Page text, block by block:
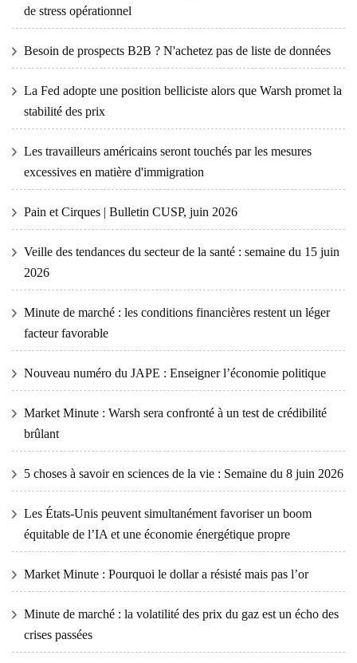
de stress opérationnel
Besoin de prospects B2B ? N'achetez pas de liste de données
La Fed adopte une position belliciste alors que Warsh promet la
stabilité des prix
Les travailleurs américains seront touchés par les mesures
excessives en matière d'immigration
Pain et Cirques | Bulletin CUSP, juin 2026
Veille des tendances du secteur de la santé : semaine du 15 juin
2026
Minute de marché : les conditions financières restent un léger
facteur favorable
Nouveau numéro du JAPE : Enseigner l’économie politique
Market Minute : Warsh sera confronté à un test de crédibilité
brûlant
5 choses à savoir en sciences de la vie : Semaine du 8 juin 2026
Les États-Unis peuvent simultanément favoriser un boom
équitable de l’IA et une économie énergétique propre
Market Minute : Pourquoi le dollar a résisté mais pas l’or
Minute de marché : la volatilité des prix du gaz est un écho des
crises passées